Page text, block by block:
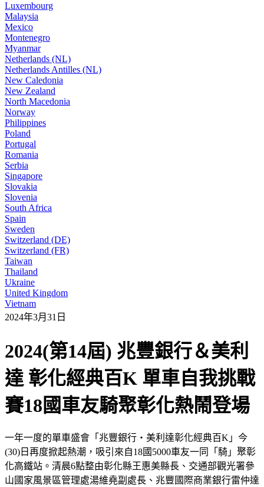
Luxembourg
Malaysia
Mexico
Montenegro
Myanmar
Netherlands (NL)
Netherlands Antilles (NL)
New Caledonia
New Zealand
North Macedonia
Norway
Philippines
Poland
Portugal
Romania
Serbia
Singapore
Slovakia
Slovenia
South Africa
Spain
Sweden
Switzerland (DE)
Switzerland (FR)
Taiwan
Thailand
Ukraine
United Kingdom
Vietnam
2024年3月31日
2024(第14屆) 兆豐銀行＆美利
達 彰化經典百K 單車自我挑戰
賽18國車友騎聚彰化熱鬧登場
一年一度的單車盛會「兆豐銀行‧美利達彰化經典百K」今
(30)日再度掀起熱潮，吸引來自18國5000車友一同「騎」聚彰
化高鐵站。清晨6點整由彰化縣王惠美縣長、交通部觀光署參
山國家風景區管理處湯維堯副處長、兆豐國際商業銀行雷仲達